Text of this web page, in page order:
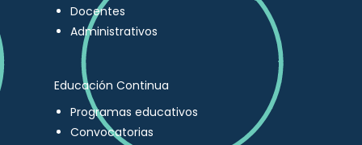
Docentes
Administrativos
Educación Continua
Programas educativos
Convocatorias